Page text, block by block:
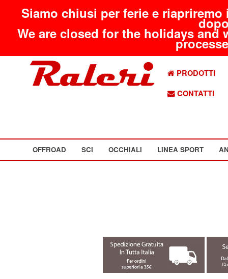
Siamo chiusi per ferie e
We are closed for the holidays
PRODOTTI
CONTATTI
OFFROAD SCI OCCHIALI LINEA SPORT